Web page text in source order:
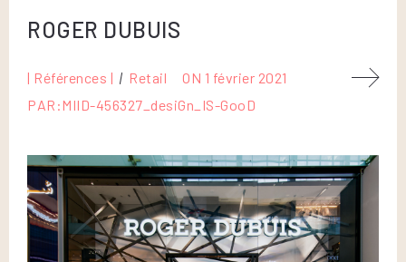
ROGER DUBUIS
| Références | Retail ON 1 février 2021
PAR: MIID-456327_desiGn_IS-GooD